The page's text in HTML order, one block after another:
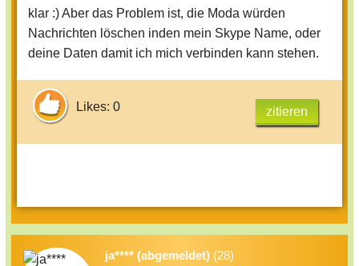
klar :) Aber das Problem ist, die Moda würden
Nachrichten löschen inden mein Skype Name, oder
deine Daten damit ich mich verbinden kann stehen.
Likes: 0 zitieren
ja**** (abgemeldet) (28)